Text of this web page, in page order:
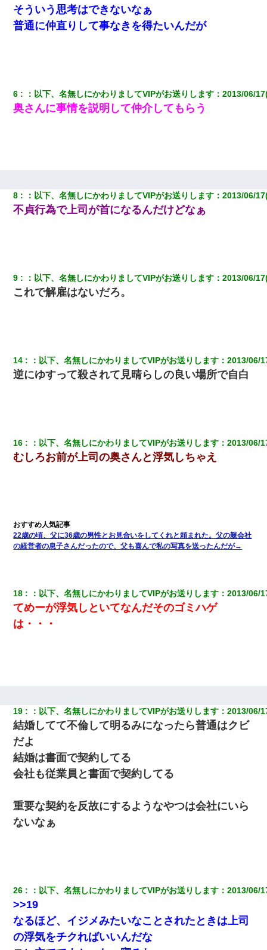
嘘をついてフリン旅行へ出かけた嫁→翌日、嫁「ただいま～」旦
那「娘がシんだよ。何度も連絡したのに…」嫁「えっ」→なん
と・・・
22歳の頃、父に36歳の男性とお見合いをしてくれと頼まれた。父
の親会社の経営者の息子さんだったので、父も喜んで私の写真を
送ったんだが→
【修羅場】彼女親「カスな家柄のヤツなんかと家族になるのはご
めんだ」俺「じゃあ別れます…」→ 彼女「なんで言い返してくれ
なかったの？（泣」
【驚愕】私「今まで育てた分のお金返してね(冗談)」息子「はい、
3000万円」→数年後。私「妹が病気になったから援助して欲し
私「まとめ買いして冷凍ストックしてる」Ａ「ずるい！クレク
旦那の元嫁「離婚したとはいえ、私が本来の妻。許可なく結婚す
すか？」
彼女(美人女医)にネックレスをプレゼント。「こんな安物を渡すく
【衝撃】職場に入って来た綺麗な新人さんに職場を案内すること
に → 新人「ドンッ！」私「！？」→ 突然、突き飛ばされて左手
の甲を踏みつけられて…
死亡・・・
妻と同居し始めたときから、よく妻が「どこかで音漏れしてな
い？音楽聞こえる」と言っていて…
嫁に不倫されたから嫁と不倫相手に1000万の慰謝料請求した
そういう思考はできないなぁ
普通に仲直りして事なきを得たいんだが
6 ： 以下、名無しにかわりましてVIPがお送りします ：2013/06/
奥さんに事情を説明して仲介してもらう
8 ： 以下、名無しにかわりましてVIPがお送りします ：2013/06/
不貞行為で上司が首になるんだけどなぁ
9 ： 以下、名無しにかわりましてVIPがお送りします ：2013/06/
これで解雇はないだろ。
14 ： 以下、名無しにかわりましてVIPがお送りします ：2013/06/
逆にゆすって殺されて見晴らしの良い場所で自白
16 ： 以下、名無しにかわりましてVIPがお送りします ：2013/06/
むしろお前が上司の奥さんと浮気しちゃえ
22歳の頃、父に36歳の男性とお見合いをしてくれと頼まれた。父の親会社
の経営者の息子さんだったので、父も喜んで私の写真を送ったんだが→
18 ： 以下、名無しにかわりましてVIPがお送りします ：2013/06/
てめーが浮気しといてなんだそのゴミハゲ
は・・・
19 ： 以下、名無しにかわりましてVIPがお送りします ：2013/06/
結婚してて不倫して明るみになったら普通はクビ
だよ
結婚は書面で契約してる
会社も従業員と書面で契約してる
重要な契約を反故にするようなやつは会社にいら
ないなぁ
26 ： 以下、名無しにかわりましてVIPがお送りします ：2013/06/
>>19
なるほど、イジメみたいなことされたときは上司
の浮気をチクればいいんだな